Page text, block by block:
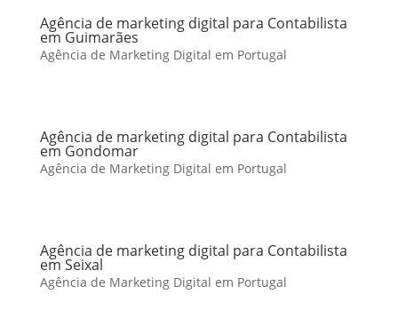
Agência de marketing digital para Contabilista
em Guimarães
Agência de Marketing Digital em Portugal
Agência de marketing digital para Contabilista
em Gondomar
Agência de Marketing Digital em Portugal
Agência de marketing digital para Contabilista
em Seixal
Agência de Marketing Digital em Portugal